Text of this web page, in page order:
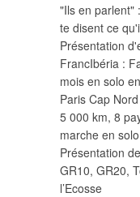
"Ils en parlent"
te disent ce
Présentation
FrancIbéria :
mois en solo
Paris Cap
5 000 km, 8
marche en
Présentation
GR10, GR20,
l’Ecosse